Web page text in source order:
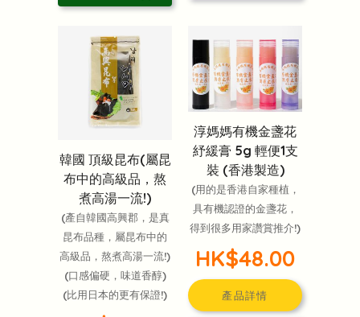
韓國 頂級昆布(屬昆
布中的高級品，熬
煮高湯一流!)
(產自韓國高興郡，是真
昆布品種，屬昆布中的
高級品，熬煮高湯一流!)
(口感偏硬，味道香醇)
(比用日本的更有保證!)
淳媽媽有機金盞花
紓緩膏 5g 輕便1支
裝 (香港製造)
(用的是香港自家種植，
具有機認證的金盞花，
得到很多用家讚賞推介!)
HK$48.00
產品詳情